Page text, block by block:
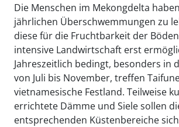
Die Menschen im Mekongdelta
jährlichen Überschwemmungen zu
diese für die Fruchtbarkeit der
intensive Landwirtschaft erst
Jahreszeitlich bedingt, besonders in
von Juli bis November, treffen
vietnamesische Festland. Teilweise
errichtete Dämme und Siele sollen
entsprechenden Küstenbereiche